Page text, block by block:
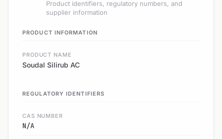
Product identifiers, regulatory numbers, and
supplier information
PRODUCT INFORMATION
PRODUCT NAME
Soudal Silirub AC
REGULATORY IDENTIFIERS
CAS NUMBER
N/A